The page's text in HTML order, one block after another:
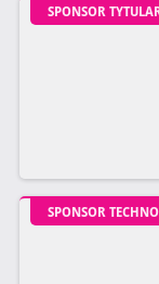
SPONSOR
SPONSOR